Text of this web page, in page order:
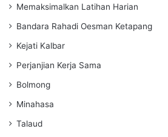
Memaksimalkan Latihan Harian
Bandara Rahadi Oesman Ketapang
Kejati Kalbar
Perjanjian Kerja Sama
Bolmong
Minahasa
Talaud